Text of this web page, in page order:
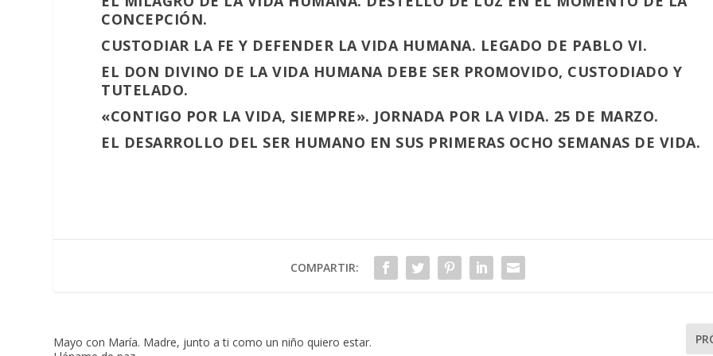
CONCEPCIÓN.
CUSTODIAR LA FE Y DEFENDER LA VIDA HUMANA. LEGADO DE PABLO VI.
EL DON DIVINO DE LA VIDA HUMANA DEBE SER PROMOVIDO, CUSTODIADO Y
TUTELADO.
«CONTIGO POR LA VIDA, SIEMPRE». JORNADA POR LA VIDA. 25 DE MARZO.
EL DESARROLLO DEL SER HUMANO EN SUS PRIMERAS OCHO SEMANAS DE VIDA.
COMPARTIR:
Mayo con María. Madre, junto a ti como un niño quiero estar.